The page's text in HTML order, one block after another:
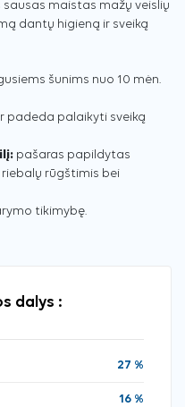
sausas maistas mažų veislių
dantų higieną ir sveiką
šunims nuo 10 mėn.
padeda palaikyti sveiką
pašaras papildytas
rūgštimis bei
tikimybę.
dalys :
27 %
16 %